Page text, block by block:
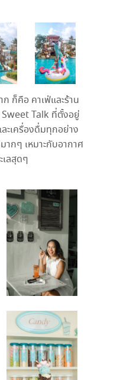
ก็คือ คาเฟ่และร้าน
Talk ที่ตั้งอยู่
ะเครื่องดื่มทุกอย่าง
กๆ เหมาะกับอากาศ
ลสุดๆ